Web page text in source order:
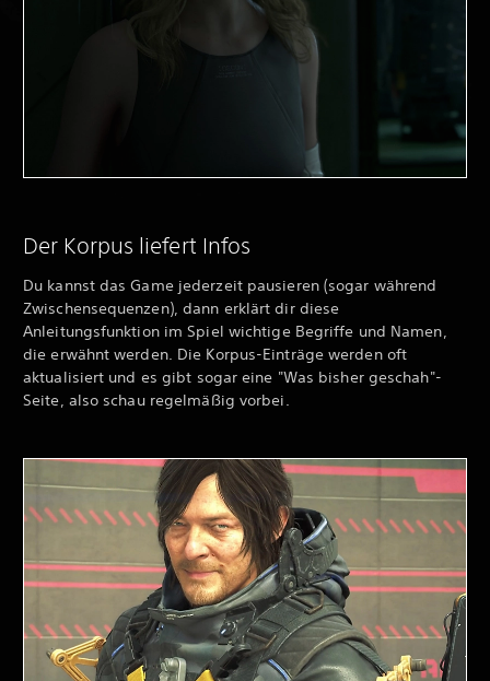
Der Korpus liefert Infos
Du kannst das Game jederzeit pausieren (sogar während
Zwischensequenzen), dann erklärt dir diese
Anleitungsfunktion im Spiel wichtige Begriffe und Namen,
die erwähnt werden. Die Korpus-Einträge werden oft
aktualisiert und es gibt sogar eine "Was bisher geschah"-
Seite, also schau regelmäßig vorbei.